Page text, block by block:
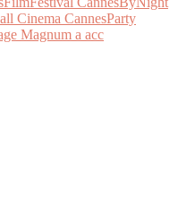
Magnum a acc